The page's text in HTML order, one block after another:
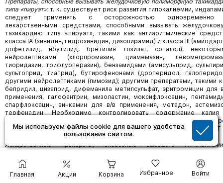
Мы используем файлы cookie для вашего удобства
пользования сайтом.
Главная Акции Корзина Избранное Войти
типа «пируэт»: т. к. существует риск развития гипокалиемии,
следует применять с осторожностью
лекарственными средствами, способными вызывать
тахикардию типа «пируэт» , такими как антиаритмические
класса IA (хинидин, гидрохинидин, дизопирамид) и класса III
дофетилид, ибутилид, бретилия тозилат, соталол),
нейролептиками (хлорпромазин, циамемазин,
тиоридазин, трифлуоперазин), бензамидами (амисульприд,
сультоприд, тиаприд), бутирофенонами (дроперидол,
другими нейролептиками (пимозид); другими препаратами, такими
бепридил, цизаприд, дифеманила метилсульфат, эритромицин для
применения, галофантрин, мизоластин, моксифлоксацин,
спарфлоксацин, винкамин для в/в применения, метадон,
терфенадин. Необходимо контролировать содержание
сыворотке крови во избежание гипокалиемии, при развитии
необходимо проводить ее коррекцию, контролировать интервал QT
Лекарственные препараты, способные вызывать
системном применении), тетракозактид, слабительные
стимулирующие моторику кишечника, способствуют повышению
развития гипокалиемии (аддитивный эффект). Необходим